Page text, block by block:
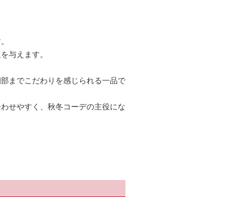
与えます。
までこだわりを感じられる一品で
せやすく、秋冬コーデの主役にな